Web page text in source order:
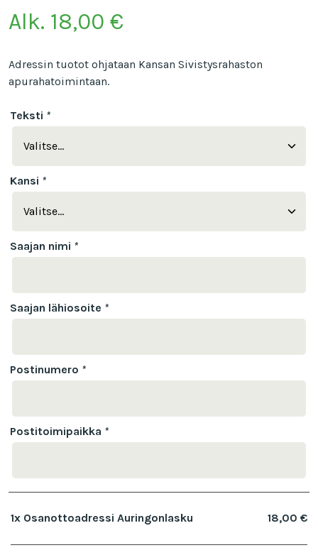
Alk. 18,00 €
Adressin tuotot ohjataan Kansan Sivistysrahaston
apurahatoimintaan.
Teksti *
Kansi *
Saajan nimi *
Saajan lähiosoite *
Postinumero *
Postitoimipaikka *
1x Osanottoadressi Auringonlasku 18,00 €